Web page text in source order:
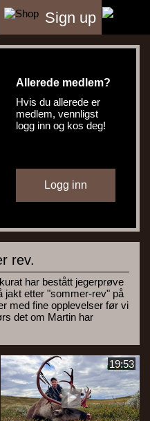
Sign up
Allerede medlem?
Hvis du allerede er
medlem, vennligst
logg inn og kos deg!
rev.
har bestått jegerprøve
jakt etter "sommer-rev" på
med fine opplevelser før vi
det om Martin har
19:53